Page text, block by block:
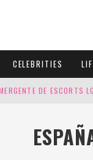
CELEBRITIES
DE ESCORTS
HONRAN LA HISTORIA